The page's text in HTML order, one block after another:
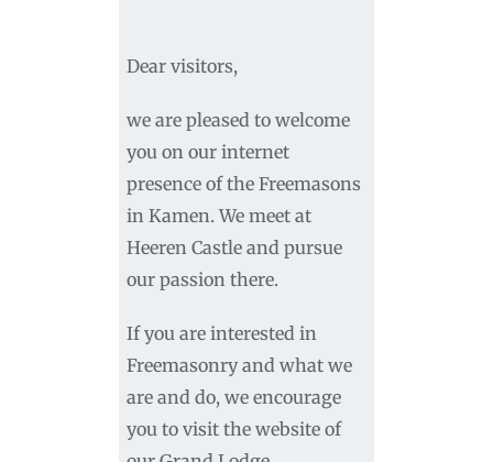
Dear visitors,
we are pleased to welcome
you on our internet
presence of the Freemasons
in Kamen. We meet at
Heeren Castle and pursue
our passion there.
If you are interested in
Freemasonry and what we
are and do, we encourage
you to visit the website of